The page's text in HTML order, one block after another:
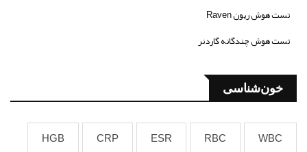
تست هوش ریون Raven
تست هوش چندگانه گاردنر
خون‌شناسی
WBC
RBC
ESR
CRP
HGB